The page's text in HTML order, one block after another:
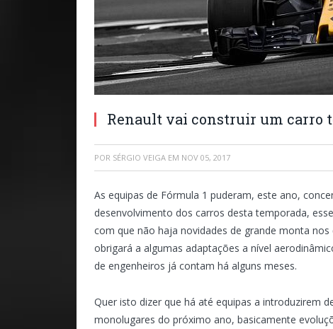
Renault vai construir um carro
POR SÉRGIO VEIGA EM NOV 05, 2017
As equipas de Fórmula 1 puderam, este ano,
desenvolvimento dos carros desta temporada,
com que não haja novidades de grande monta
obrigará a algumas adaptações a nível
de engenheiros já contam há alguns meses.
Quer isto dizer que há até equipas a introduzirem
monolugares do próximo ano, basicamente